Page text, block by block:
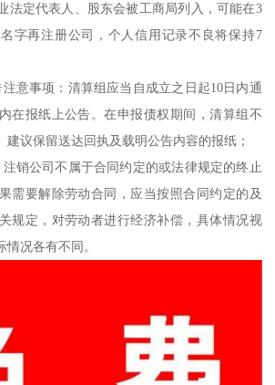
法定代表人、股东会被工商局列入，可能在3
字再注册公司，个人信用记录不良将保持7
意事项：清算组应当自成立之日起10日内通
在报纸上公告。在申报债权期间，清算组不
建议保留送达回执及载明公告内容的报纸；
销公司不属于合同约定的或法律规定的终止
需要解除劳动合同，应当按照合同约定的及
规定，对劳动者进行经济补偿，具体情况视
况各有不同。